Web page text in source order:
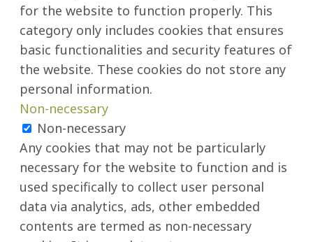
for the website to function properly. This
category only includes cookies that ensures
basic functionalities and security features of
the website. These cookies do not store any
personal information.
Non-necessary
Non-necessary
Any cookies that may not be particularly
necessary for the website to function and is
used specifically to collect user personal
data via analytics, ads, other embedded
contents are termed as non-necessary